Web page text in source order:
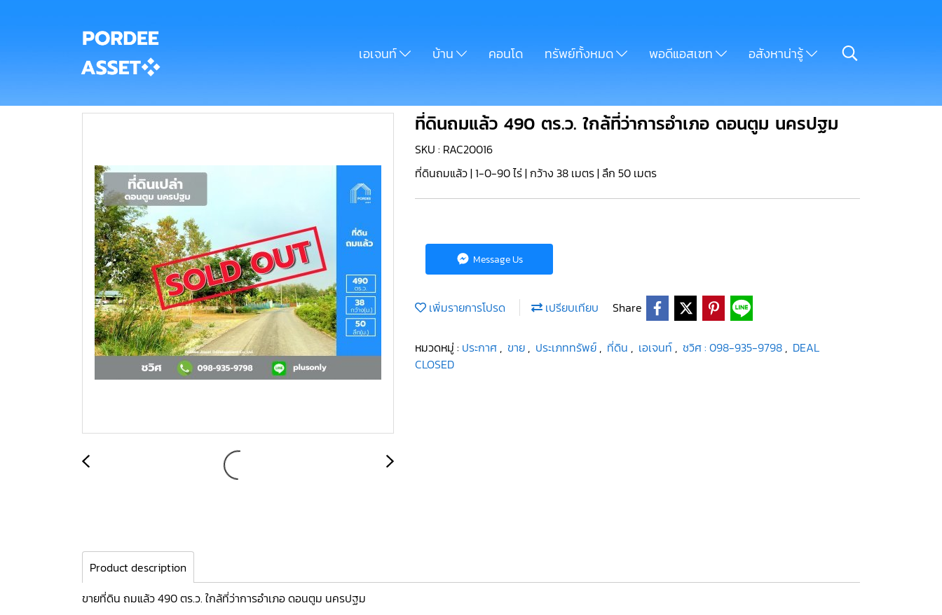
เอเจนท์ บ้าน คอนโด ทรัพย์ทั้งหมด พอดีแอสเซท อสังหาน่ารู้
ที่ดินถมแล้ว 490 ตร.ว. ใกล้ที่ว่าการอำเภอ ดอนตูม นครปฐม
SKU : RAC20016
ที่ดินถมแล้ว | 1-0-90 ไร่ | กว้าง 38 เมตร | ลึก 50 เมตร
Message Us
เพิ่มรายการโปรด เปรียบเทียบ Share
หมวดหมู่ : ประกาศ , ขาย , ประเภททรัพย์ , ที่ดิน , เอเจนท์ , ชวิศ : 098-935-9798 , DEAL
CLOSED
Product description
ขายที่ดิน ถมแล้ว 490 ตร.ว. ใกล้ที่ว่าการอำเภอ ดอนตูม นครปฐม